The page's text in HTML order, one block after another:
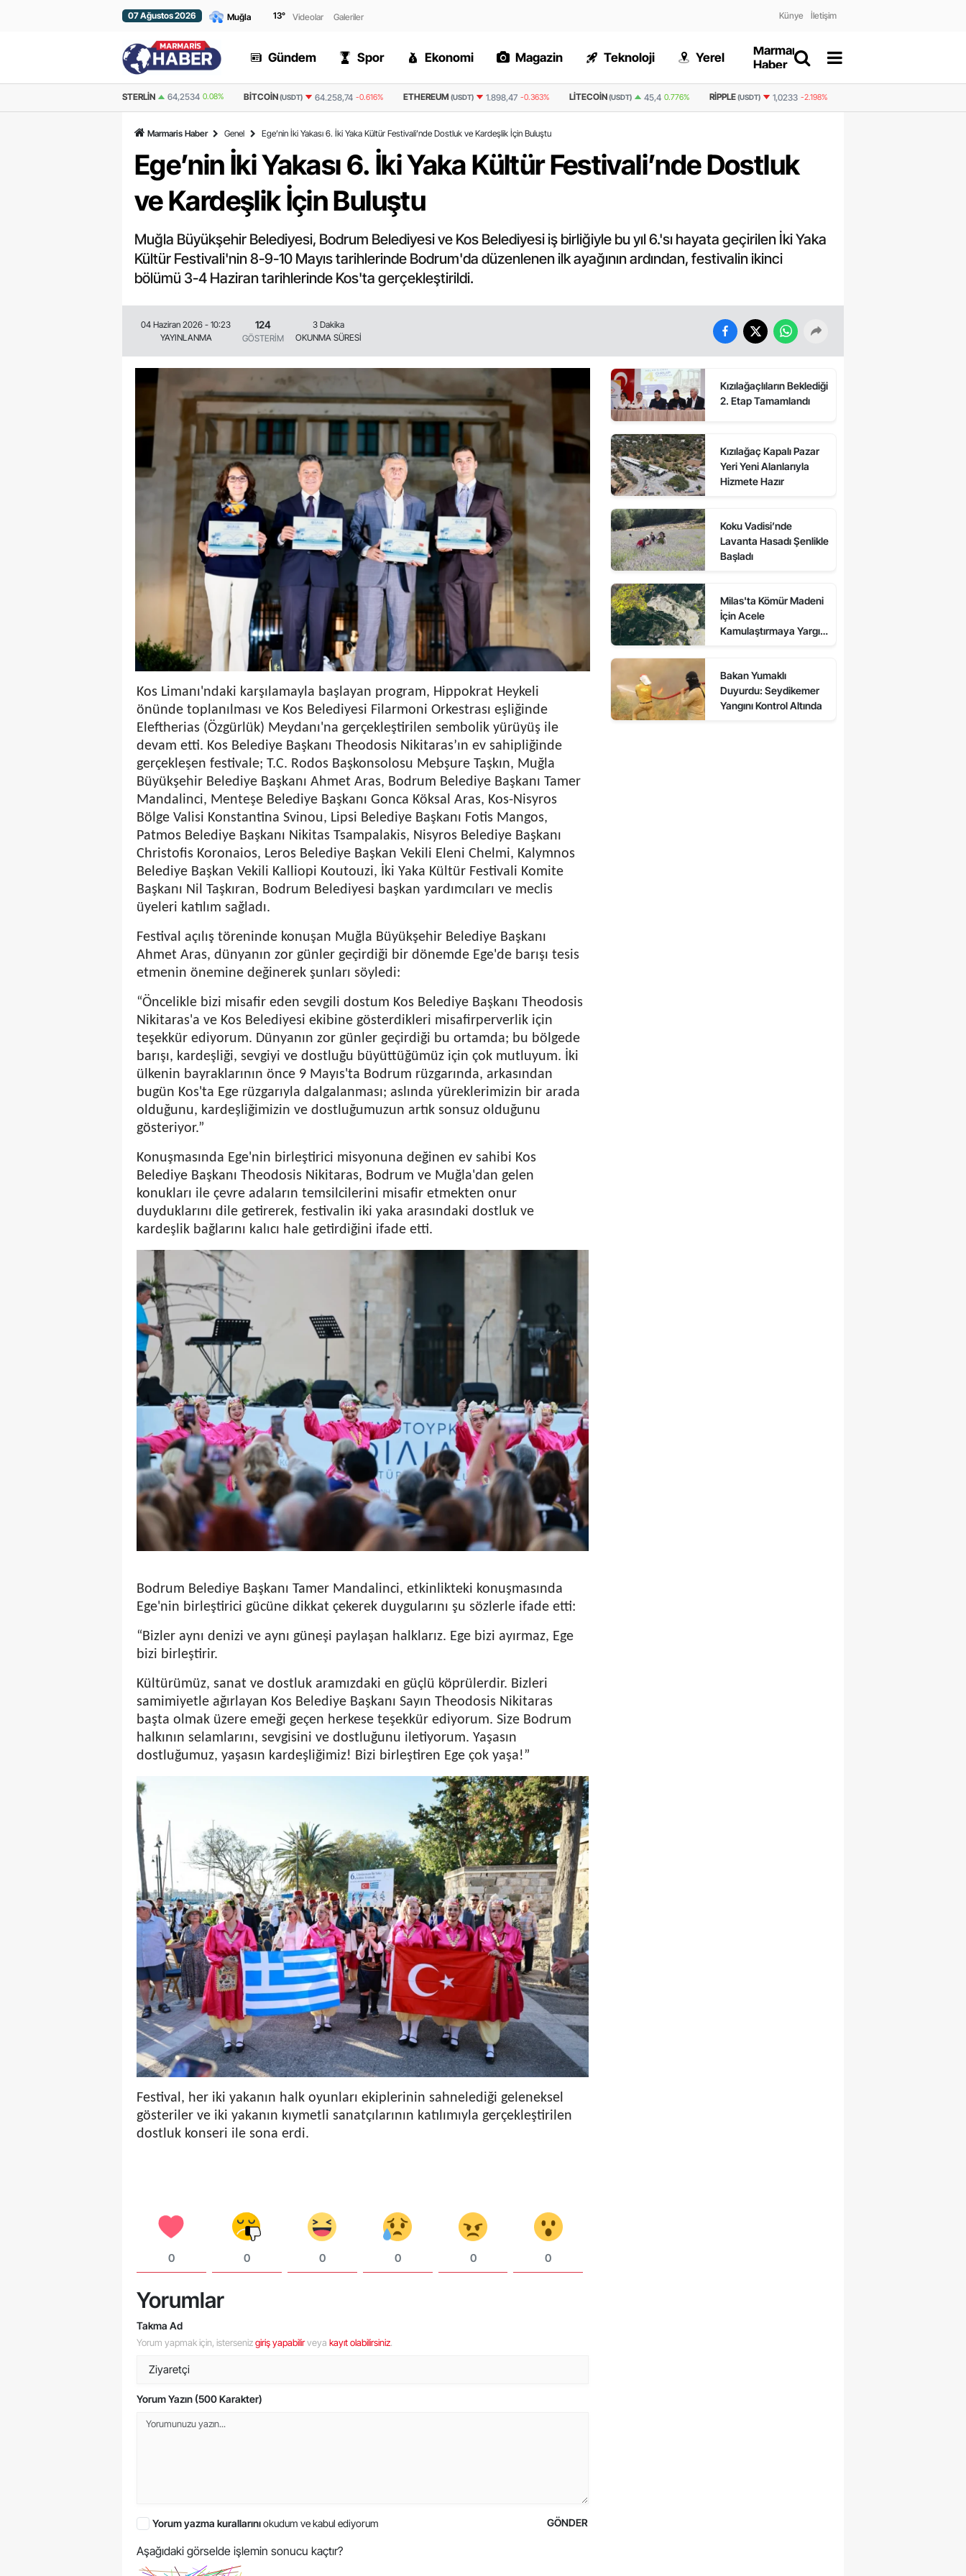
07 Ağustos 2026 13° Videolar Galeriler Künye İletişim
Gündem Spor Ekonomi Magazin Teknoloji Yerel
Marmaris
Haber
BITCOIN (USDT) 64.258,74 -0.616% ETHEREUM(USDT) 1.898,47 -0.363% LITECOIN(USDT) 45,4 0.776% RIPPLE(USDT) 1,0233 -2.198% BNB(USDT) 588,5 -1.104%
Marmaris Haber Genel Ege’nin İki Yakası 6. İki Yaka Kültür Festivali’nde Dostluk ve Kardeşlik İçin Buluştu
Ege’nin İki Yakası 6. İki Yaka Kültür Festivali’nde Dostluk
ve Kardeşlik İçin Buluştu
Muğla Büyükşehir Belediyesi, Bodrum Belediyesi ve Kos Belediyesi iş birliğiyle bu yıl 6.'sı hayata geçirilen İki Yaka
Kültür Festivali'nin 8-9-10 Mayıs tarihlerinde Bodrum'da düzenlenen ilk ayağının ardından, festivalin ikinci
bölümü 3-4 Haziran tarihlerinde Kos'ta gerçekleştirildi.
04 Haziran 2026 - 10:23
YAYINLANMA
124
GÖSTERİM
3 Dakika
OKUNMA SÜRESİ
Kos Limanı'ndaki karşılamayla başlayan program, Hippokrat Heykeli
önünde toplanılması ve Kos Belediyesi Filarmoni Orkestrası eşliğinde
Eleftherias (Özgürlük) Meydanı'na gerçekleştirilen sembolik yürüyüş ile
devam etti. Kos Belediye Başkanı Theodosis Nikitaras’ın ev sahipliğinde
gerçekleşen festivale; T.C. Rodos Başkonsolosu Mebşure Taşkın, Muğla
Büyükşehir Belediye Başkanı Ahmet Aras, Bodrum Belediye Başkanı Tamer
Mandalinci, Menteşe Belediye Başkanı Gonca Köksal Aras, Kos-Nisyros
Bölge Valisi Konstantina Svinou, Lipsi Belediye Başkanı Fotis Mangos,
Patmos Belediye Başkanı Nikitas Tsampalakis, Nisyros Belediye Başkanı
Christofis Koronaios, Leros Belediye Başkan Vekili Eleni Chelmi, Kalymnos
Belediye Başkan Vekili Kalliopi Koutouzi, İki Yaka Kültür Festivali Komite
Başkanı Nil Taşkıran, Bodrum Belediyesi başkan yardımcıları ve meclis
üyeleri katılım sağladı.
Festival açılış töreninde konuşan Muğla Büyükşehir Belediye Başkanı
Ahmet Aras, dünyanın zor günler geçirdiği bir dönemde Ege'de barışı tesis
etmenin önemine değinerek şunları söyledi:
“Öncelikle bizi misafir eden sevgili dostum Kos Belediye Başkanı Theodosis
Nikitaras'a ve Kos Belediyesi ekibine gösterdikleri misafirperverlik için
teşekkür ediyorum. Dünyanın zor günler geçirdiği bu ortamda; bu bölgede
barışı, kardeşliği, sevgiyi ve dostluğu büyüttüğümüz için çok mutluyum. İki
ülkenin bayraklarının önce 9 Mayıs'ta Bodrum rüzgarında, arkasından
bugün Kos'ta Ege rüzgarıyla dalgalanması; aslında yüreklerimizin bir arada
olduğunu, kardeşliğimizin ve dostluğumuzun artık sonsuz olduğunu
gösteriyor.”
Konuşmasında Ege'nin birleştirici misyonuna değinen ev sahibi Kos
Belediye Başkanı Theodosis Nikitaras, Bodrum ve Muğla'dan gelen
konukları ile çevre adaların temsilcilerini misafir etmekten onur
duyduklarını dile getirerek, festivalin iki yaka arasındaki dostluk ve
kardeşlik bağlarını kalıcı hale getirdiğini ifade etti.
Bodrum Belediye Başkanı Tamer Mandalinci, etkinlikteki konuşmasında
Ege'nin birleştirici gücüne dikkat çekerek duygularını şu sözlerle ifade etti:
“Bizler aynı denizi ve aynı güneşi paylaşan halklarız. Ege bizi ayırmaz, Ege
bizi birleştirir.
Kültürümüz, sanat ve dostluk aramızdaki en güçlü köprülerdir. Bizleri
samimiyetle ağırlayan Kos Belediye Başkanı Sayın Theodosis Nikitaras
başta olmak üzere emeği geçen herkese teşekkür ediyorum. Size Bodrum
halkının selamlarını, sevgisini ve dostluğunu iletiyorum. Yaşasın
dostluğumuz, yaşasın kardeşliğimiz! Bizi birleştiren Ege çok yaşa!”
Festival, her iki yakanın halk oyunları ekiplerinin sahnelediği geleneksel
gösteriler ve iki yakanın kıymetli sanatçılarının katılımıyla gerçekleştirilen
dostluk konseri ile sona erdi.
0 0 0 0 0 0
Yorumlar
Takma Ad
Yorum yapmak için, istersenizgiriş yapabilirveya kayıt olabilirsiniz.
Yorum Yazın (500 Karakter)
GÖNDER
Yorum yazma kurallarınıokudum ve kabul ediyorum
Aşağıdaki görselde işlemin sonucu kaçtır?
Kızılağaçlıların Beklediği
2. Etap Tamamlandı
Kızılağaç Kapalı Pazar
Yeri Yeni Alanlarıyla
Hizmete Hazır
Koku Vadisi’nde
Lavanta Hasadı Şenlikle
Başladı
Milas'ta Kömür Madeni
İçin Acele
Kamulaştırmaya Yargı
Bakan Yumaklı
Duyurdu: Seydikemer
Yangını Kontrol Altında